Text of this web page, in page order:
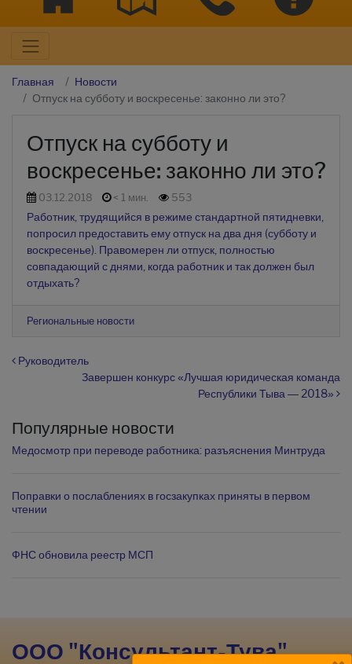
Главная
Новости
Отпуск на субботу и воскресенье: законно ли это?
Отпуск на субботу и
воскресенье: законно ли это?
03.12.2018 < 1 мин.
553
Работник, трудящийся в режиме стандартной пятидневки,
попросил предоставить ему отпуск на два дня (субботу и
воскресенье). Правомерен ли отпуск, полностью
совпадающий с днями, когда работник и так должен был
отдыхать?
Региональные новости
Навигация по записям
Руководитель
Завершен конкурс «Лучшая юридическая команда
Республики Тыва — 2018»
Популярные новости
Медосмотр при переводе работника: разъяснения Минтруда
Поправки о послаблениях в госзакупках приняты в первом
чтении
ФНС обновила реестр МСП
ООО "Консультант-Тува"